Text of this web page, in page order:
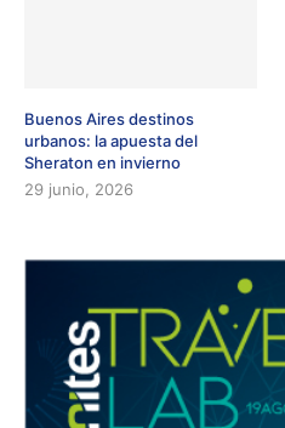
Buenos Aires destinos
urbanos: la apuesta del
Sheraton en invierno
29 junio, 2026